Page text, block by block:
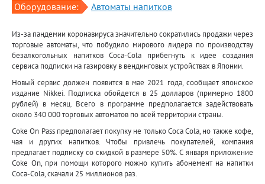
Оборудование: Автоматы напитков
Из-за пандемии коронавируса значительно сократились продажи через
торговые автоматы, что побудило мирового лидера по производству
безалкогольных напитков Coca-Cola прибегнуть к идее создания
сервиса подписки на газировку в вендинговых устройствах в Японии.
Новый сервис должен появится в мае 2021 года, сообщает японское
издание Nikkei. Подписка обойдется в 25 долларов (примерно 1800
рублей) в месяц. Всего в программе предполагается задействовать
около 340 000 торговых автоматов по всей территории страны.
Coke On Pass предполагает покупку не только Coca Cola, но также кофе,
чая и других напитков. Чтобы привлечь покупателей, компания
предлагает подписку со скидкой в размере 50%. С января приложение
Coke On, при помощи которого можно купить абонемент на напитки
Coca-Cola, скачали 25 миллионов раз.